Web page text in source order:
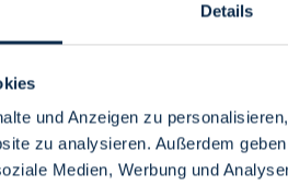
Details
und Anzeigen zu
zu analysieren. Außerdem
Medien, Werbung und
Menü